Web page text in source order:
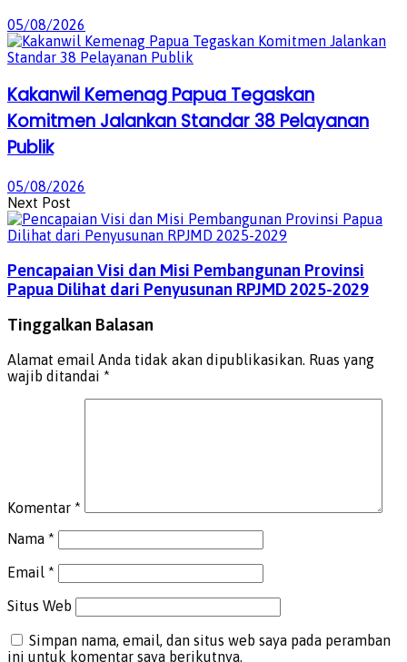
05/08/2026
Kakanwil Kemenag Papua Tegaskan
Komitmen Jalankan Standar 38 Pelayanan
Publik
05/08/2026
Next Post
Pencapaian Visi dan Misi Pembangunan Provinsi
Papua Dilihat dari Penyusunan RPJMD 2025-2029
Tinggalkan Balasan
Alamat email Anda tidak akan dipublikasikan. Ruas yang
wajib ditandai *
Komentar *
Nama *
Email *
Situs Web
Simpan nama, email, dan situs web saya pada peramban
ini untuk komentar saya berikutnya.